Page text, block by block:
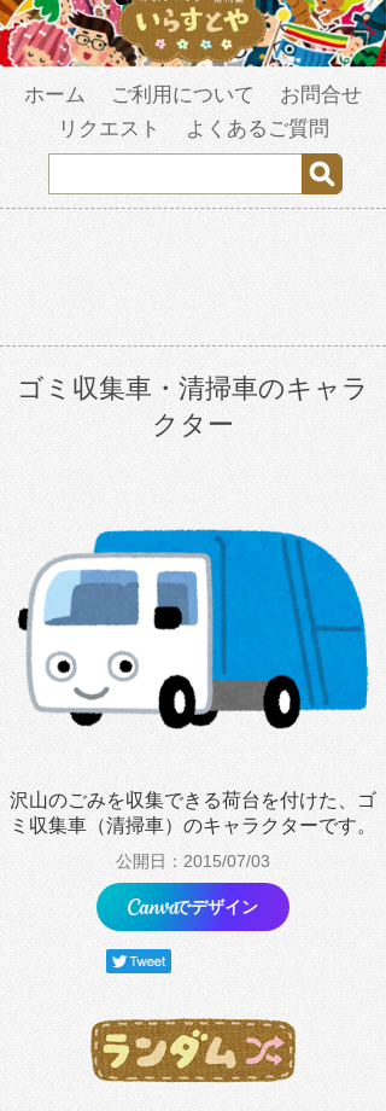
ホーム ご利用について
お問合せ
リクエスト
よくあるご質問
ゴミ収集車・清掃車のキャラ
クター
沢山のごみを収集できる荷台を付けた、ゴ
ミ収集車（清掃車）のキャラクターです。
公開日：2015/07/03
でデザイン